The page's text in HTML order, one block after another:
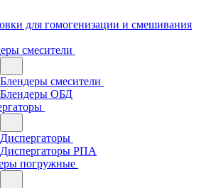
для гомогенизации и смешивания
смесители
Блендеры смесители
Блендеры ОБД
Диспергаторы
Диспергаторы РПА
погружные